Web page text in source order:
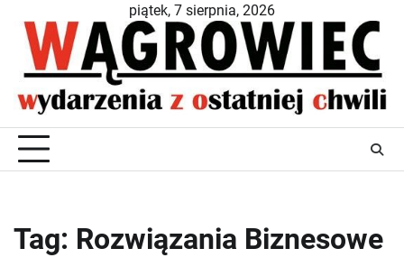
content
piątek, 7 sierpnia, 2026
Tag: Rozwiązania Biznesowe